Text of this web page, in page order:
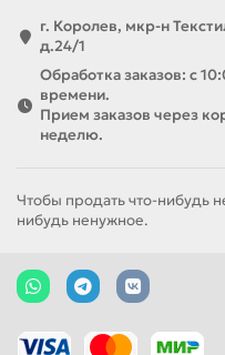
г. Королев, мкр-н
д.24/1
Обработка заказов: с
времени.
Прием заказов через
неделю.
Чтобы продать что-нибудь
нибудь ненужное.